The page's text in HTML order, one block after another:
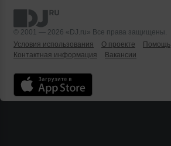
© 2001 — 2026 «DJ.ru» Все права защищены.
Условия использования
О проекте Помощь
Контактная информация
Вакансии